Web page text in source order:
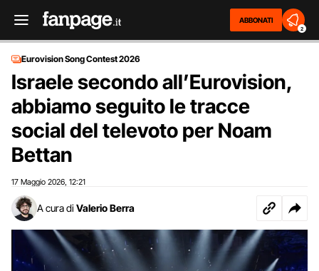
ABBONATI
2
Eurovision Song Contest 2026
Israele secondo all’Eurovision,
abbiamo seguito le tracce
social del televoto per Noam
Bettan
17 Maggio 2026 12:21
A cura di Valerio Berra